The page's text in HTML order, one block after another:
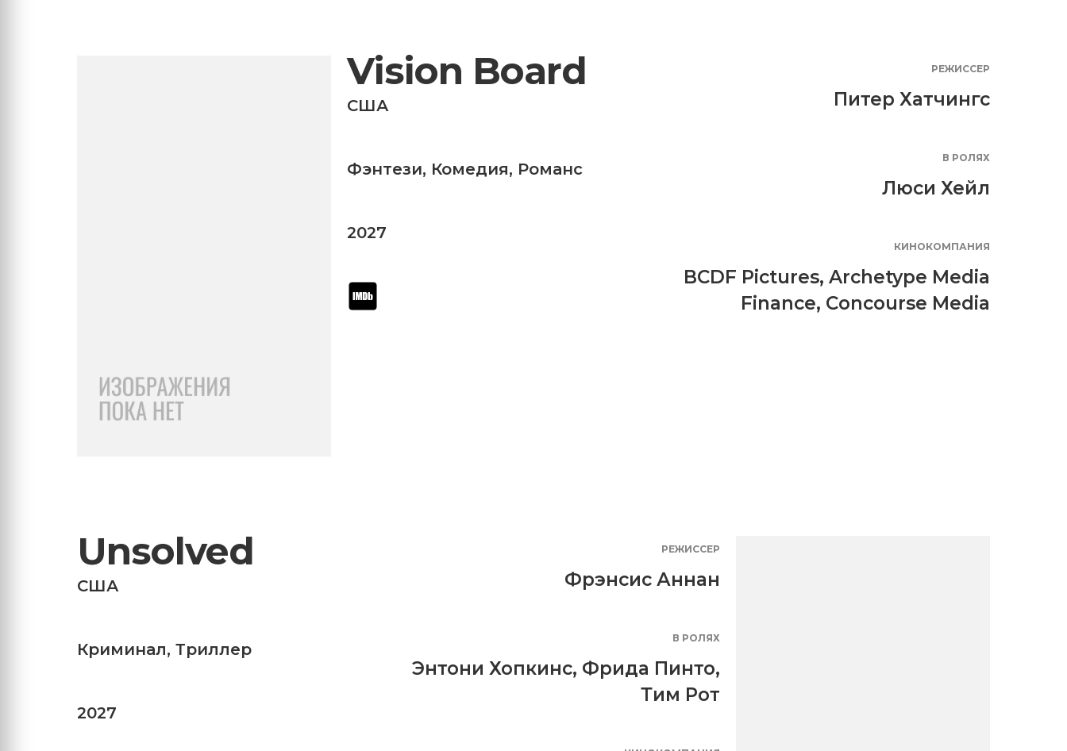
Vision Board
США
Фэнтези, Комедия, Романс
2027
РЕЖИССЕР
Питер Хатчингс
В РОЛЯХ
Люси Хейл
КИНОКОМПАНИЯ
BCDF Pictures, Archetype Media
Finance, Concourse Media
Unsolved
США
Криминал, Триллер
2027
РЕЖИССЕР
Фрэнсис Аннан
В РОЛЯХ
Энтони Хопкинс, Фрида Пинто,
Тим Рот